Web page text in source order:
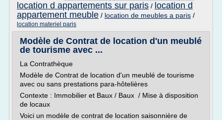
location d appartements sur paris / location d
appartement meuble / location de meubles a paris /
location materiel paris
Modèle de Contrat de location d'un meublé
de tourisme avec ...
La Contrathèque
Modèle de Contrat de location d'un meublé de tourisme
avec ou sans prestations para-hôtelières
Contexte : Immobilier et Baux / Baux / Mise à disposition
de locaux
Voici un modèle de contrat de location saisonnière de